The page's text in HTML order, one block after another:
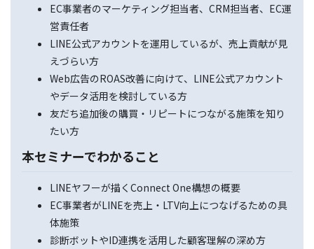
EC事業者のマーケティング担当者、CRM担当者、EC運
営責任者
LINE公式アカウントを運用しているが、売上貢献が見
えづらい方
Web広告のROAS改善に向けて、LINE公式アカウント
やデータ活用を検討している方
友だち追加後の購買・リピートにつながる施策を知り
たい方
本セミナーでわかること
LINEヤフーが描くConnect One構想の概要
EC事業者がLINEを売上・LTV向上につなげるための具
体施策
診断ボットやID連携を活用した顧客理解の深め方